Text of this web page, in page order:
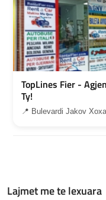
TopLines Fier -
Ty!
📍 Bulevardi Jakov
Lajmet me te lexuara